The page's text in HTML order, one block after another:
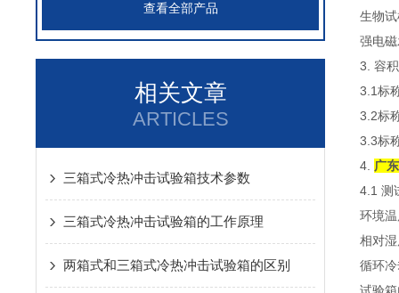
查看全部产品
相关文章
ARTICLES
三箱式冷热冲击试验箱技术参数
三箱式冷热冲击试验箱的工作原理
两箱式和三箱式冷热冲击试验箱的区别
生物
强电
3. 容
3.1标
3.2标
3.3标
4. 广
4.1 测
环境
相对
循环